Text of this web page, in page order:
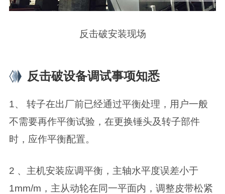
反击破安装现场
反击破设备调试事项知悉
1、 转子在出厂前已经通过平衡处理，用户一般
不需要再作平衡试验，在更换锤头及转子部件
时，应作平衡配置。
2 、主机安装应调平衡，主轴水平度误差小于
1mm/m，主从动轮在同一平面内，调整皮带松紧